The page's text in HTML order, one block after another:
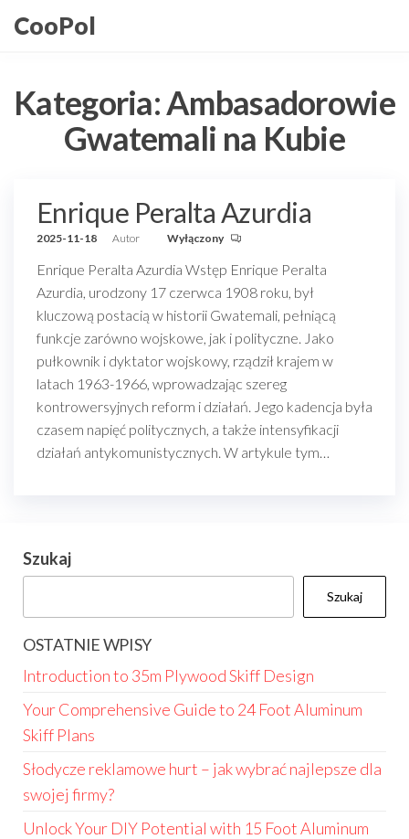
doCooPol
Kategoria:Ambasadorowie
Gwatemali na Kubie
Enrique Peralta Azurdia
2025-11-18 Autor Wyłączony
Enrique Peralta Azurdia Wstęp Enrique Peralta
Azurdia, urodzony 17 czerwca 1908 roku, był
kluczową postacią w historii Gwatemali, pełniącą
funkcje zarówno wojskowe, jak i polityczne. Jako
pułkownik i dyktator wojskowy, rządził krajem w
latach 1963-1966, wprowadzając szereg
kontrowersyjnych reform i działań. Jego kadencja była
czasem napięć politycznych, a także intensyfikacji
działań antykomunistycznych. W artykule tym…
Szukaj
Szukaj
OSTATNIE WPISY
Introduction to 35m Plywood Skiff Design
Your Comprehensive Guide to 24 Foot Aluminum
Skiff Plans
Słodycze reklamowe hurt – jak wybrać najlepsze dla
swojej firmy?
Unlock Your DIY Potential with 15 Foot Aluminum